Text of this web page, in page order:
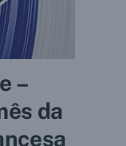
–
da